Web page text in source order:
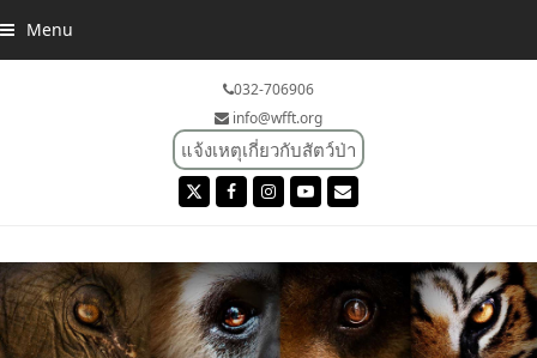
Menu
032-706906
info@wfft.org
แจ้งเหตุเกี่ยวกับสัตว์ป่า
TwitterFacebookInstagram
YouTube
Email